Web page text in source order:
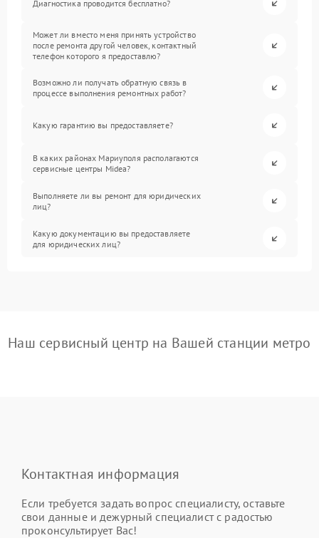
Диагностика проводится бесплатно?
Может ли вместо меня принять устройство
после ремонта другой человек, контактный
телефон которого я предоставлю?
Возможно ли получать обратную связь в
процессе выполнения ремонтных работ?
Какую гарантию вы предоставляете?
В каких районах Мариуполя располагаются
сервисные центры Midea?
Выполняете ли вы ремонт для юридических
лиц?
Какую документацию вы предоставляете
для юридических лиц?
Наш сервисный центр на Вашей станции метро
Контактная информация
Если требуется задать вопрос специалисту, оставьте
свои данные и дежурный специалист с радостью
проконсультирует Вас!